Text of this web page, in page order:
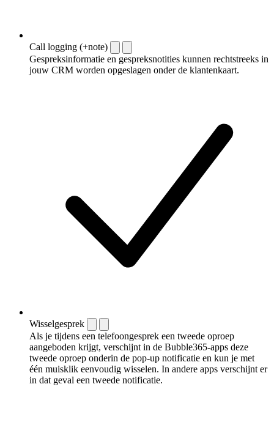
Call logging (+note)
Gespreksinformatie en gespreksnotities kunnen rechtstreeks in
jouw CRM worden opgeslagen onder de klantenkaart.
Wisselgesprek
Als je tijdens een telefoongesprek een tweede oproep
aangeboden krijgt, verschijnt in de Bubble365-apps deze
tweede oproep onderin de pop-up notificatie en kun je met
één muisklik eenvoudig wisselen. In andere apps verschijnt er
in dat geval een tweede notificatie.